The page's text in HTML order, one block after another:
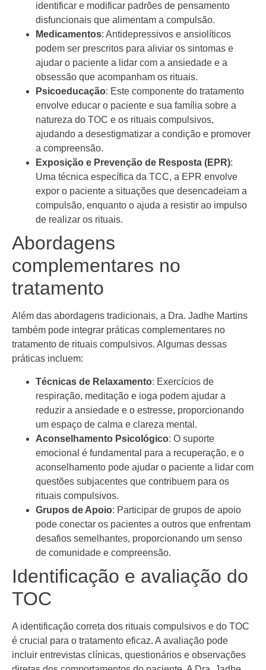
identificar e modificar padrões de pensamento
disfuncionais que alimentam a compulsão.
Medicamentos: Antidepressivos e ansiolíticos
podem ser prescritos para aliviar os sintomas e
ajudar o paciente a lidar com a ansiedade e a
obsessão que acompanham os rituais.
Psicoeducação: Este componente do tratamento
envolve educar o paciente e sua família sobre a
natureza do TOC e os rituais compulsivos,
ajudando a desestigmatizar a condição e promover
a compreensão.
Exposição e Prevenção de Resposta (EPR):
Uma técnica específica da TCC, a EPR envolve
expor o paciente a situações que desencadeiam a
compulsão, enquanto o ajuda a resistir ao impulso
de realizar os rituais.
Abordagens
complementares no
tratamento
Além das abordagens tradicionais, a Dra. Jadhe Martins
também pode integrar práticas complementares no
tratamento de rituais compulsivos. Algumas dessas
práticas incluem:
Técnicas de Relaxamento: Exercícios de
respiração, meditação e ioga podem ajudar a
reduzir a ansiedade e o estresse, proporcionando
um espaço de calma e clareza mental.
Aconselhamento Psicológico: O suporte
emocional é fundamental para a recuperação, e o
aconselhamento pode ajudar o paciente a lidar com
questões subjacentes que contribuem para os
rituais compulsivos.
Grupos de Apoio: Participar de grupos de apoio
pode conectar os pacientes a outros que enfrentam
desafios semelhantes, proporcionando um senso
de comunidade e compreensão.
Identificação e avaliação do
TOC
A identificação correta dos rituais compulsivos e do TOC
é crucial para o tratamento eficaz. A avaliação pode
incluir entrevistas clínicas, questionários e observações